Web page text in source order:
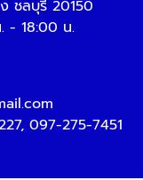
ชลบุรี 20150
- 18:00 น.
, 097-275-7451